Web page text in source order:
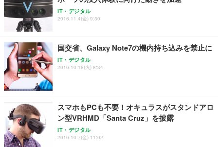
Sezlife オフィスチェア デスクチェア 疲れない テレ
ワーク チェア 強化バックレスト 30度ロッキング機
能 人間工学 椅子 腰サポート 90度跳ね上げ式アーム
ョン PCチェア 通気性メッシュ ゲーミング/勉強/事
務用 おしゃれ パソコンチェア (ブラック)
Sezlife オフィスチェア デスクチェア 疲れない テレ
ワーク チェア 強化バックレスト 30度ロッキング機
務用 おしゃれ パソコンチェア (ホワイト)
ANDWINT オフィスチェア デスクチェア 肘なし メ
ッシュ 通気性 ランバーサポート付き 腰サポート ガ
ス圧無段階昇降 360度回転 キャスター付き コンパク
【純正品】27"ゲーミングモニター DualSense 充電
フック付き（CFI-ZDM1J）
【整備済み品】Dell E2724HS 27インチ 液晶モニタ
ー フルHD（1920×1080）VA 非光沢 HDMI/DisplayP
【MiniLED/24.5inch/280Hz/FHD】GRAPHT THE S
HOOTER Gaming Monitor 24” Essential ゲーミン
グモニター QD 24.5インチ 1ms FHD 量子ドット 残
ネオ・ルーライフ ネオ・オムツ L 中型犬用 26枚入
り 単品
Smart Basic(スマートベーシック) 【Amazon.co.jp
限定】 Smart Basic アイリスオーヤマ ペットシーツ
アイリスオーヤマ ペットシーツ 超厚型 お徳用 レギ
ュラー 200枚入【Amazon.co.jp限定】
IT・デジタル
2016.11.4(金) 9:30
国交省、Galaxy Note7の機内持ち込みを禁止に
IT・デジタル
2016.10.18(火) 8:34
スマホもPCも不要！オキュラスがスタンドアロ
ン型VRHMD「Santa Cruz」を披露
IT・デジタル
2016.10.7(金) 11:02